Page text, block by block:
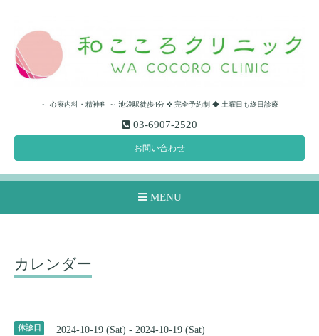
～ 心療内科・精神科 ～ 池袋駅徒歩4分 ✜ 完全予約制 ◆ 土曜日も終日診療
03-6907-2520
お問い合わせ
MENU
カレンダー
休診日 2024-10-19 (Sat) - 2024-10-19 (Sat)